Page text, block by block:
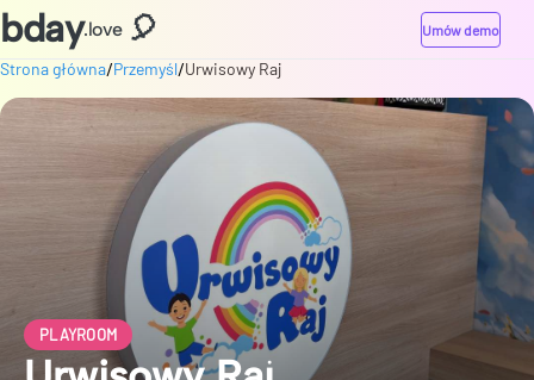
bday.love 🎈 Umów demo
Strona główna/Przemyśl/Urwisowy Raj
PLAYROOM